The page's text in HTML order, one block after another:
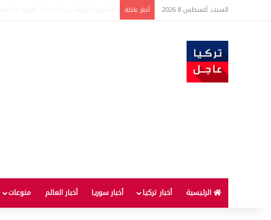
السبت, أغسطس 8 2026 أخبار عاجلة
الرئيسية أخبار تركيا أخبار سوريا أخبار العالم منوعات